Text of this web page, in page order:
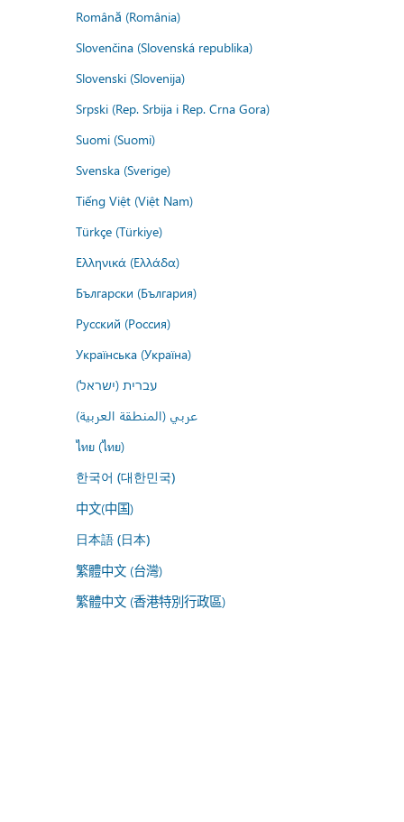
Română (România)
Slovenčina (Slovenská republika)
Slovenski (Slovenija)
Srpski (Rep. Srbija i Rep. Crna Gora)
Suomi (Suomi)
Svenska (Sverige)
Tiếng Việt (Việt Nam)
Türkçe (Türkiye)
Ελληνικά (Ελλάδα)
Български (България)
Русский (Россия)
Українська (Україна)
עברית (ישראל)
عربي (المنطقة العربية)
ไทย (ไทย)
한국어 (대한민국)
中文(中国)
日本語 (日本)
繁體中文 (台灣)
繁體中文 (香港特別行政區)